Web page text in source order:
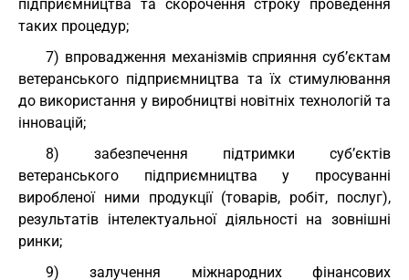
підприємництва та скорочення строку проведення
таких процедур;
7) впровадження механізмів сприяння суб’єктам
ветеранського підприємництва та їх стимулювання
до використання у виробництві новітніх технологій та
інновацій;
8) забезпечення підтримки суб’єктів
ветеранського підприємництва у просуванні
виробленої ними продукції (товарів, робіт, послуг),
результатів інтелектуальної діяльності на зовнішні
ринки;
9) залучення міжнародних фінансових